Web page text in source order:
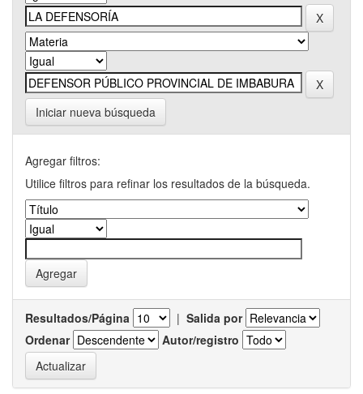
Iniciar nueva búsqueda
Agregar filtros:
Utilice filtros para refinar los resultados de la búsqueda.
Resultados/Página | Salida por
Ordenar
Autor/registro